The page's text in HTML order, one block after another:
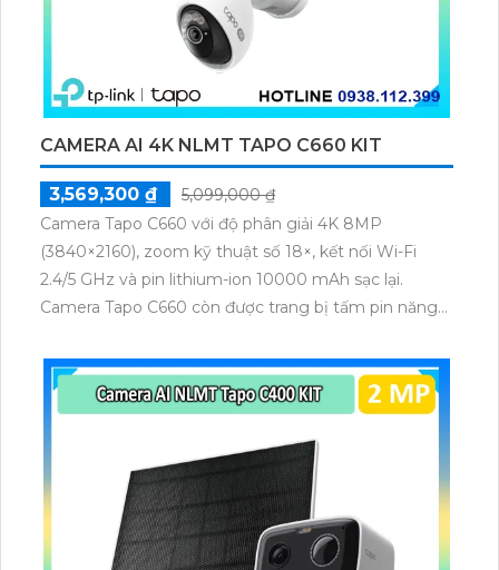
CAMERA AI 4K NLMT TAPO C660 KIT
3,569,300 ₫
5,099,000 ₫
Camera Tapo C660 với độ phân giải 4K 8MP
(3840×2160), zoom kỹ thuật số 18×, kết nối Wi-Fi
2.4/5 GHz và pin lithium-ion 10000 mAh sạc lại.
Camera Tapo C660 còn được trang bị tấm pin năng
thú cưng, phương tiện, lưu trữ thẻ microSD tối đa 512
GB.